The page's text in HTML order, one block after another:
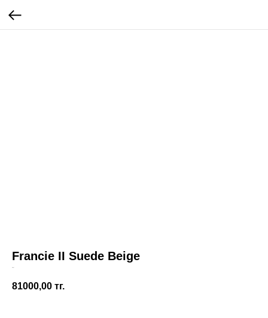
Francie II Suede Beige
81000,00 тг.